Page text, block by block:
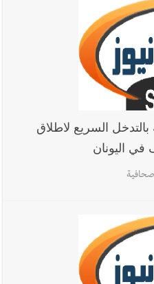
أولية عن اصابة أحد
ضريبة جديدة على
اليوم للتخفيف من
في 11 و12 الحالي
الألم؟ وإلى متى تستمر هذه
بالتدخل السريع لاطلاق
اليونان